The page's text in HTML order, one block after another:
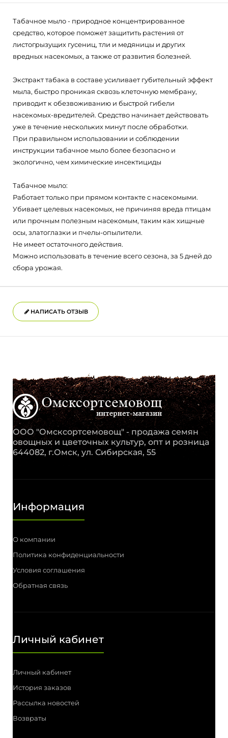
Табачное мыло - природное концентрированное
средство, которое поможет защитить растения от
листогрызущих гусениц, тли и медяницы и других
вредных насекомых, а также от развития болезней.
Экстракт табака в составе усиливает губительный эффект
мыла, быстро проникая сквозь клеточную мембрану,
приводит к обезвоживанию и быстрой гибели
насекомых-вредителей. Средство начинает действовать
уже в течение нескольких минут после обработки.
При правильном использовании и соблюдении
инструкции табачное мыло более безопасно и
экологично, чем химические инсектициды
Табачное мыло:
Работает только при прямом контакте с насекомыми.
Убивает целевых насекомых, не причиняя вреда птицам
или прочным полезным насекомым, таким как хищные
осы, златоглазки и пчелы-опылители.
Не имеет остаточного действия.
Можно использовать в течение всего сезона, за 5 дней до
сбора урожая.
НАПИСАТЬ ОТЗЫВ
ООО "Омсксортсемовощ" - продажа семян
овощных и цветочных культур, опт и розница
644082, г.Омск, ул. Сибирская, 55
Информация
О компании
Политика конфиденциальности
Условия соглашения
Обратная связь
Личный кабинет
Личный кабинет
История заказов
Рассылка новостей
Возвраты